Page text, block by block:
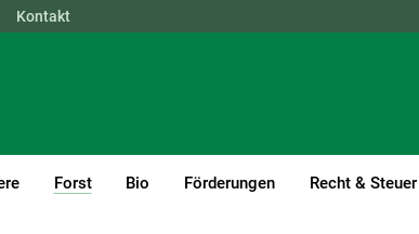
OÖ SBG
Kontakt
Forst
(current)1
Bio Förderungen Recht & Steuer